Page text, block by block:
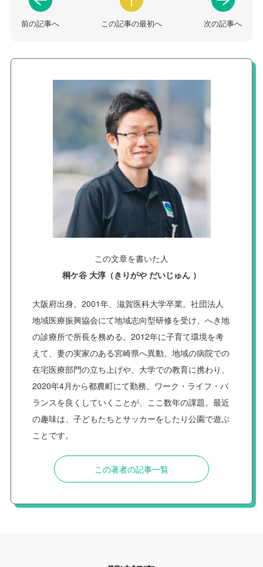
前の記事へ この記事の最初へ 次の記事へ
この文章を書いた人
桐ケ谷 大淳（きりがや だいじゅん ）
大阪府出身。2001年、滋賀医科大学卒業。社団法人
地域医療振興協会にて地域志向型研修を受け、へき地
の診療所で所長を務める。2012年に子育て環境を考
えて、妻の実家のある宮崎県へ異動。地域の病院での
在宅医療部門の立ち上げや、大学での教育に携わり、
2020年4月から都農町にて勤務。ワーク・ライフ・バ
ランスを良くしていくことが、ここ数年の課題。最近
の趣味は、子どもたちとサッカーをしたり公園で遊ぶ
ことです。
この著者の記事一覧